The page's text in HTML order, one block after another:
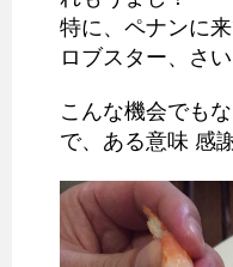
特に、ペナンに
ロブスター、さ
こんな機会でも
で、ある意味 感